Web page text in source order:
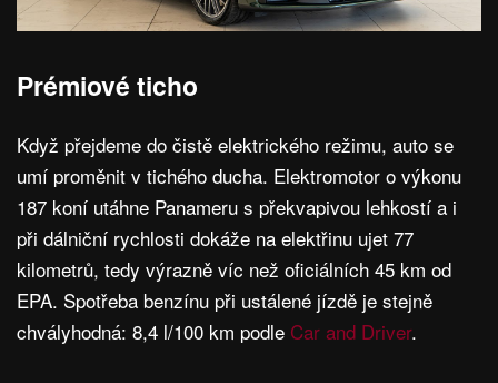
Prémiové ticho
Když přejdeme do čistě elektrického režimu, auto se
umí proměnit v tichého ducha. Elektromotor o výkonu
187 koní utáhne Panameru s překvapivou lehkostí a i
při dálniční rychlosti dokáže na elektřinu ujet 77
kilometrů, tedy výrazně víc než oficiálních 45 km od
EPA. Spotřeba benzínu při ustálené jízdě je stejně
chvályhodná: 8,4 l/100 km podle Car and Driver.